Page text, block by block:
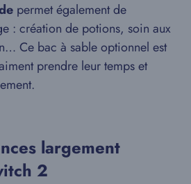
permet également de
: création de potions, soin aux
Ce bac à sable optionnel est
prendre leur temps et
largement
2